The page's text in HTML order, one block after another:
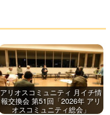
アリオスコミュニティ 月イチ情
報交換会 第51回「2026年 アリ
オスコミュニティ総会」